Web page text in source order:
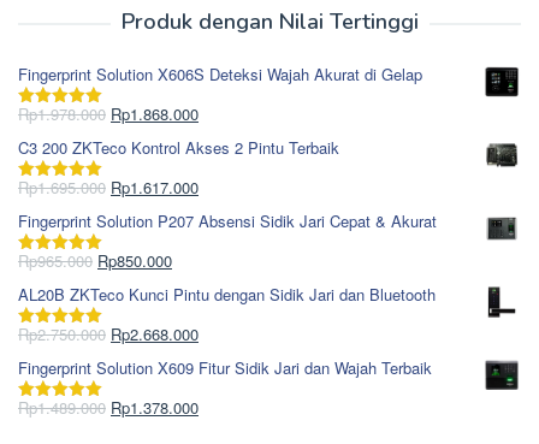
Produk dengan Nilai Tertinggi
Fingerprint Solution X606S Deteksi Wajah Akurat di Gelap
Dinilai5.00
Rp1.978.000 Harga
aslinya
adalah:
Rp1.978.000.
Rp1.868.000Harga
saat
ini
adalah:
C3 200 ZKTeco Kontrol Akses 2 Pintu Terbaik
Dinilai5.00
Rp1.695.000 Harga
aslinya
adalah:
Rp1.695.000.
Rp1.617.000Harga
saat
ini
Fingerprint Solution P207 Absensi Sidik Jari Cepat & Akurat
Dinilai5.00
Rp965.000 Harga
aslinya
adalah:
Rp965.000.
Rp850.000Harga
saat
ini
adalah:
AL20B ZKTeco Kunci Pintu dengan Sidik Jari dan Bluetooth
Dinilai5.00
Rp2.750.000 Harga
aslinya
adalah:
Rp2.750.000.
Rp2.668.000Harga
saat
ini
adalah:
Fingerprint Solution X609 Fitur Sidik Jari dan Wajah Terbaik
Dinilai5.00
Rp1.489.000 Harga
Rp1.378.000Harga